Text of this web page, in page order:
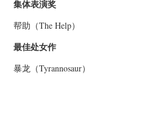
集体表演奖
帮助（The Help）
最佳处女作
暴龙（Tyrannosaur）